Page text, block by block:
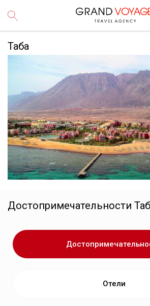
Таба
Достопримечательности
Отели